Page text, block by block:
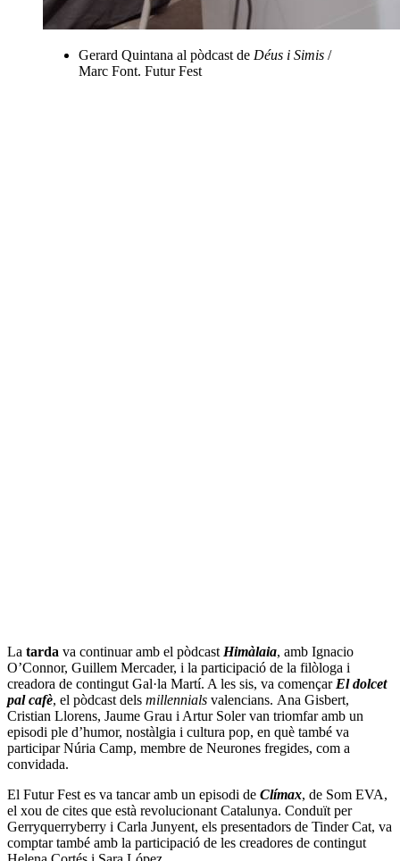
Gerard Quintana al pòdcast de Déus i Simis /
Marc Font. Futur Fest
La tarda va continuar amb el pòdcast Himàlaia, amb Ignacio
O’Connor, Guillem Mercader, i la participació de la filòloga i
creadora de contingut Gal·la Martí. A les sis, va començar El dolcet
pal cafè, el pòdcast dels millennials valencians. Ana Gisbert,
Cristian Llorens, Jaume Grau i Artur Soler van triomfar amb un
episodi ple d’humor, nostàlgia i cultura pop, en què també va
participar Núria Camp, membre de Neurones fregides, com a
convidada.
El Futur Fest es va tancar amb un episodi de Clímax, de Som EVA,
el xou de cites que està revolucionant Catalunya. Conduït per
Gerryquerryberry i Carla Junyent, els presentadors de Tinder Cat, va
comptar també amb la participació de les creadores de contingut